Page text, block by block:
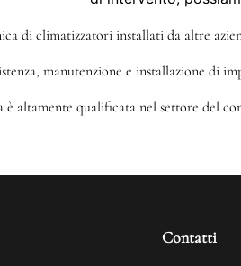
di climatizzatori installati da altre
manutenzione e installazione di
è altamente qualificata nel settore del
Contatti